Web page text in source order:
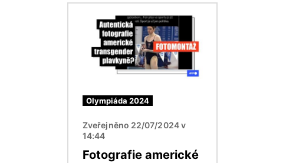
Olympiáda 2024
Zveřejněno 22/07/2024 v
14:44
Fotografie americké